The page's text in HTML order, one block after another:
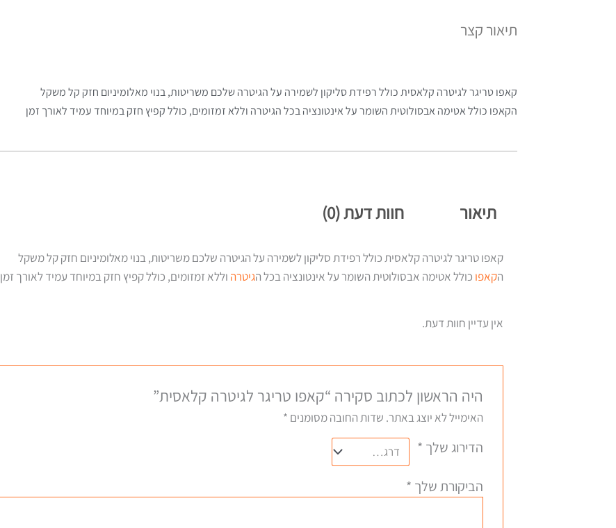
תיאור קצר
קאפו טריגר לגיטרה קלאסית כולל רפידת סליקון לשמירה על הגיטרה שלכם משריטות, בנוי מאלומיניום חזק קל משקל
הקאפו כולל אטימה אבסולוטית השומר על אינטונציה בכל הגיטרה וללא זמזומים, כולל קפיץ חזק במיוחד עמיד לאורך זמן
תיאור חוות דעת (0)
קאפו טריגר לגיטרה קלאסית כולל רפידת סליקון לשמירה על הגיטרה שלכם משריטות, בנוי מאלומיניום חזק קל משקל
הקאפו כולל אטימה אבסולוטית השומר על אינטונציה בכל הגיטרה וללא זמזומים, כולל קפיץ חזק במיוחד עמיד לאורך זמן
אין עדיין חוות דעת.
היה הראשון לכתוב סקירה “קאפו טריגר לגיטרה קלאסית”
האימייל לא יוצג באתר. שדות החובה מסומנים *
הדירוג שלך *
הביקורת שלך *